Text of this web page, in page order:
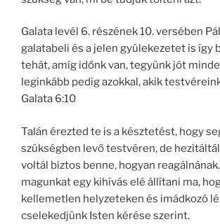
Galata levél 6. részének 10. versében
galatabeli és a jelen gyülekezetet is így
tehát, amíg időnk van, tegyünk jót
leginkább pedig azokkal, akik
Galata 6:10
Talán érezted te is a késztetést, hogy
szükségben levő testvéren, de
voltál biztos benne, hogyan
magunkat egy kihívás elé állítani ma,
kellemetlen helyzeteken és imádkozó
cselekedjünk Isten kérése szerint.